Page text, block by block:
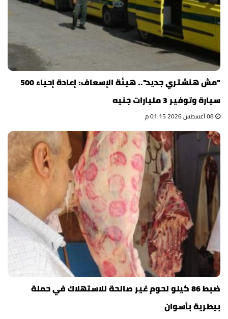
"مش هنشتري جديد".. هيئة الإسعاف: إعادة إحياء 500
سيارة وتوفير 3 مليارات جنيه
ضبط 86 كيلو لحوم غير صالحة للاستهلاك في حملة
بيطرية بأسوان